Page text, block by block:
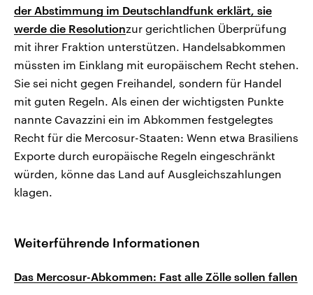
der Abstimmung im Deutschlandfunk erklärt, sie
werde die Resolutionzur gerichtlichen Überprüfung
mit ihrer Fraktion unterstützen. Handelsabkommen
müssten im Einklang mit europäischem Recht stehen.
Sie sei nicht gegen Freihandel, sondern für Handel
mit guten Regeln. Als einen der wichtigsten Punkte
nannte Cavazzini ein im Abkommen festgelegtes
Recht für die Mercosur-Staaten: Wenn etwa Brasiliens
Exporte durch europäische Regeln eingeschränkt
würden, könne das Land auf Ausgleichszahlungen
klagen.
Weiterführende Informationen
Das Mercosur-Abkommen: Fast alle Zölle sollen fallen